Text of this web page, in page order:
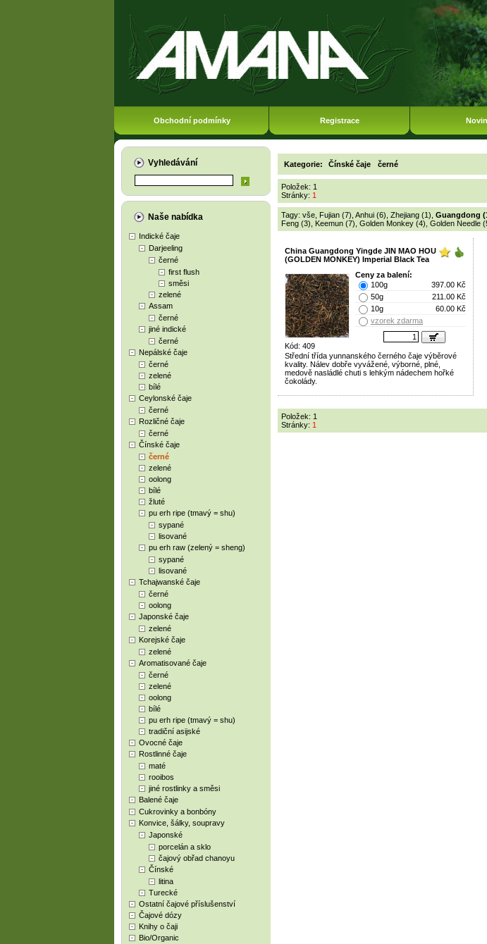
Obchodní podmínky Registrace
Vyhledávání
Naše nabídka
Indické čaje
Darjeeling
černé
first flush
směsi
zelené
Assam
černé
jiné indické
černé
Nepálské čaje
černé
zelené
bílé
Ceylonské čaje
černé
Rozličné čaje
černé
Čínské čaje
černé
zelené
oolong
bílé
žluté
pu erh ripe (tmavý = shu)
sypané
lisované
pu erh raw (zelený = sheng)
sypané
lisované
Tchajwanské čaje
černé
oolong
Japonské čaje
zelené
Korejské čaje
zelené
Aromatisované čaje
černé
zelené
oolong
bílé
pu erh ripe (tmavý = shu)
tradiční asijské
Ovocné čaje
Rostlinné čaje
maté
rooibos
jiné rostlinky a směsi
Balené čaje
Cukrovinky a bonbóny
Konvice, šálky, soupravy
Japonské
porcelán a sklo
čajový obřad chanoyu
Čínské
litina
Turecké
Ostatní čajové příslušenství
Čajové dózy
Knihy o čaji
Bio/Organic
Kategorie: Čínské čaje černé
Položek: 1
Stránky: 1
Tagy: vše Fujian (7) Anhui (6) Zhejiang (1) Guangdong
Feng (3)
Keemun (7) Golden Monkey (4) Golden Needle
China Guangdong Yingde JIN MAO HOU
(GOLDEN MONKEY) Imperial Black Tea
Kód: 409
Ceny za balení:
100g
397.00 Kč
50g
211.00 Kč
10g
60.00 Kč
vzorek zdarma
Střední třída yunnanského černého čaje výběrové
kvality. Nálev dobře vyvážené, výborné, plné,
medově nasládlé chuti s lehkým nádechem hořké
čokolády.
Položek: 1
Stránky: 1